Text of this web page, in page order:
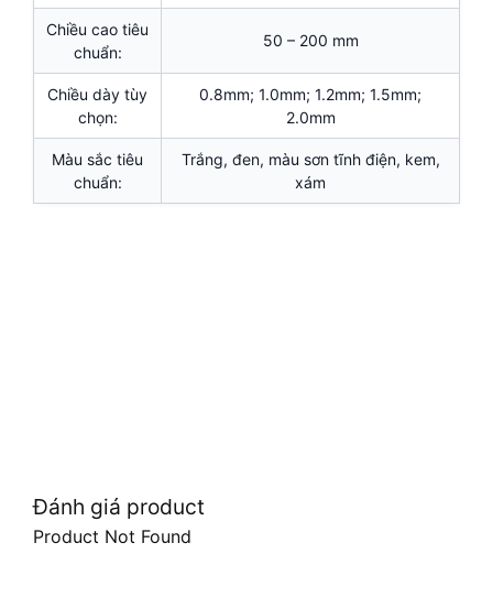
Chiều cao tiêu
chuẩn:
50 – 200 mm
Chiều dày tùy
chọn:
0.8mm; 1.0mm; 1.2mm; 1.5mm;
2.0mm
Màu sắc tiêu
chuẩn:
Trắng, đen, màu sơn tĩnh điện, kem,
xám
Đánh giá product
Product Not Found